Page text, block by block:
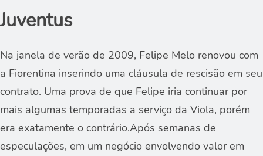
Juventus
Na janela de verão de 2009, Felipe Melo renovou com
a Fiorentina inserindo uma cláusula de rescisão em seu
contrato. Uma prova de que Felipe iria continuar por
mais algumas temporadas a serviço da Viola, porém
era exatamente o contrário.Após semanas de
especulações, em um negócio envolvendo valor em